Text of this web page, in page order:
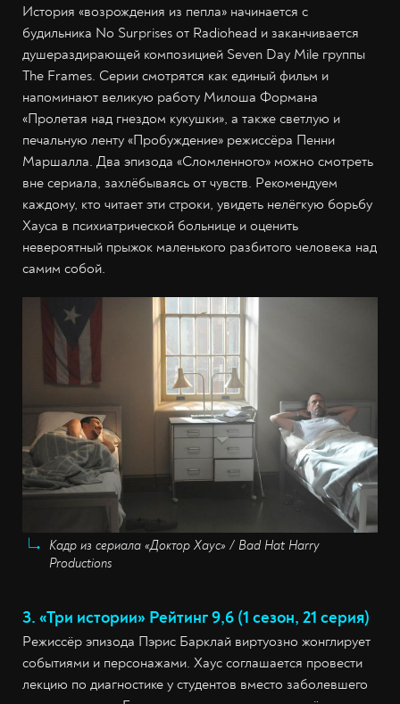
История «возрождения из пепла» начинается с
будильника No Surprises от Radiohead и заканчивается
душераздирающей композицией Seven Day Mile группы
The Frames. Серии смотрятся как единый фильм и
напоминают великую работу Милоша Формана
«Пролетая над гнездом кукушки», а также светлую и
печальную ленту «Пробуждение» режиссёра Пенни
Маршалла. Два эпизода «Сломленного» можно смотреть
вне сериала, захлёбываясь от чувств. Рекомендуем
каждому, кто читает эти строки, увидеть нелёгкую борьбу
Хауса в психиатрической больнице и оценить
невероятный прыжок маленького разбитого человека над
самим собой.
Кадр из сериала «Доктор Хаус» / Bad Hat Harry
Productions
3. «Три истории» Рейтинг 9,6 (1 сезон, 21 серия)
Режиссёр эпизода Пэрис Барклай виртуозно жонглирует
событиями и персонажами. Хаус соглашается провести
лекцию по диагностике у студентов вместо заболевшего